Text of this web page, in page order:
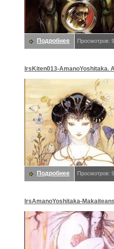
Подробнее Просмотров:
lrsKiten013-AmanoYoshitaka.
Подробнее Просмотров:
lrsAmanoYoshitaka-
Амано, Yoshitaka